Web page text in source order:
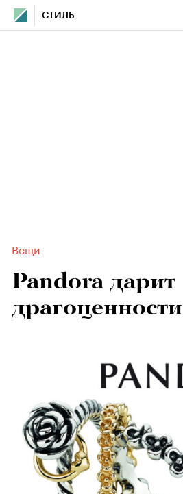
СТИЛЬ
Вещи
Pandora дарит
драгоценности